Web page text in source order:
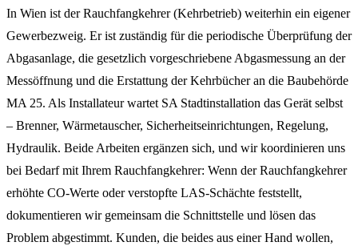
In Wien ist der Rauchfangkehrer (Kehrbetrieb) weiterhin ein eigener
Gewerbezweig. Er ist zuständig für die periodische Überprüfung der
Abgasanlage, die gesetzlich vorgeschriebene Abgasmessung an der
Messöffnung und die Erstattung der Kehrbücher an die Baubehörde
MA 25. Als Installateur wartet SA Stadtinstallation das Gerät selbst
– Brenner, Wärmetauscher, Sicherheitseinrichtungen, Regelung,
Hydraulik. Beide Arbeiten ergänzen sich, und wir koordinieren uns
bei Bedarf mit Ihrem Rauchfangkehrer: Wenn der Rauchfangkehrer
erhöhte CO-Werte oder verstopfte LAS-Schächte feststellt,
dokumentieren wir gemeinsam die Schnittstelle und lösen das
Problem abgestimmt. Kunden, die beides aus einer Hand wollen,